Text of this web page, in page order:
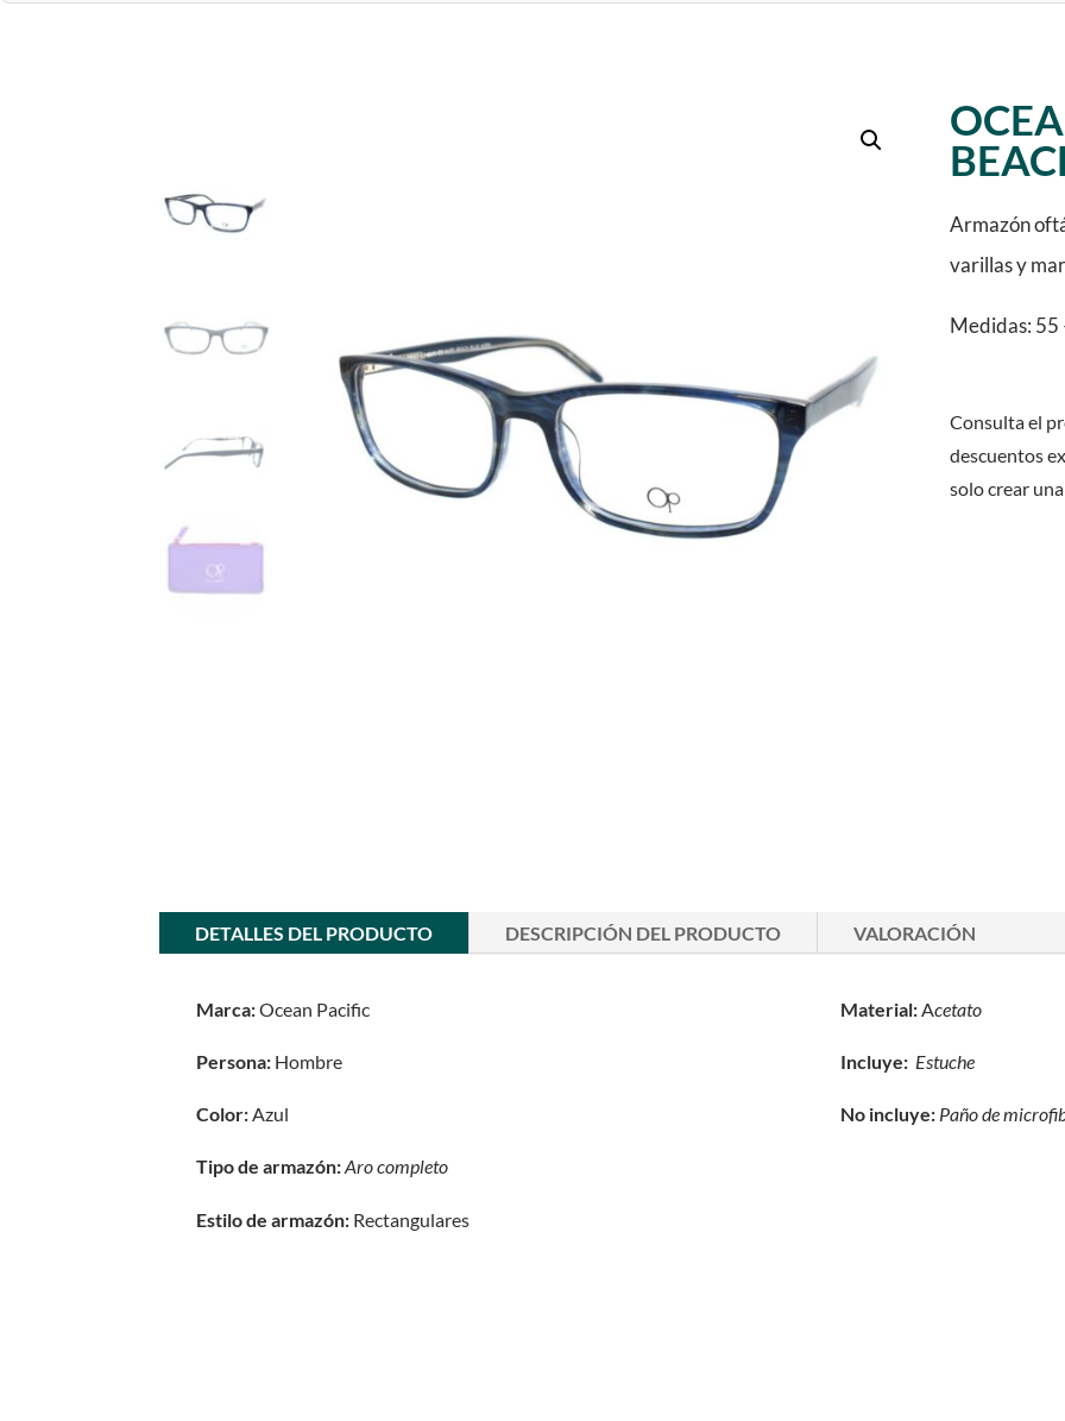
Armazón
varillas y
Medidas: 55
Consulta el
descuentos
solo crear
DETALLES DEL PRODUCTO DESCRIPCIÓN DEL PRODUCTO VALORACIÓN
Marca:Ocean Pacific Material:Acetato
Persona: Hombre Incluye: Estuche
Color:Azul No incluye: Paño de
Tipo de armazón:Aro completo
Estilo de armazón: Rectangulares